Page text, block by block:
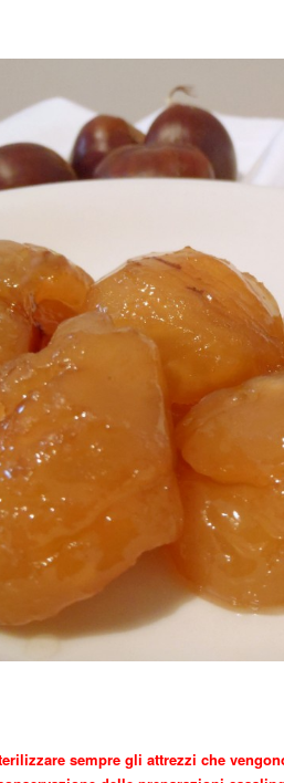
sempre gli attrezzi che